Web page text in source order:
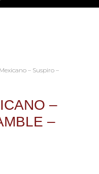
– Suspiro –
–
–